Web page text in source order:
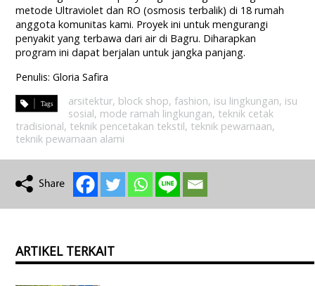
metode Ultraviolet dan RO (osmosis terbalik) di 18 rumah
anggota komunitas kami. Proyek ini untuk mengurangi
penyakit yang terbawa dari air di Bagru. Diharapkan
program ini dapat berjalan untuk jangka panjang.
Penulis: Gloria Safira
arsitektur, block shop,fashion, isu lingkungan, isu
sosial, mode ramah lingkungan, teknik cetak
tradisional, teknik pencetakan tekstil, teknik pewarnaan,
teknik pewarnaan alami
ARTIKEL TERKAIT